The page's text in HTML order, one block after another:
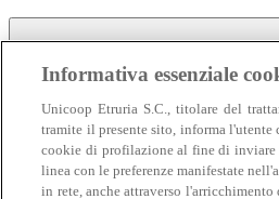
Informativa essenziale
Unicoop Etruria S.C., titolare del
tramite il presente sito, informa l'utente
cookie di profilazione al fine di inviare
linea con le preferenze manifestate
in rete, anche attraverso